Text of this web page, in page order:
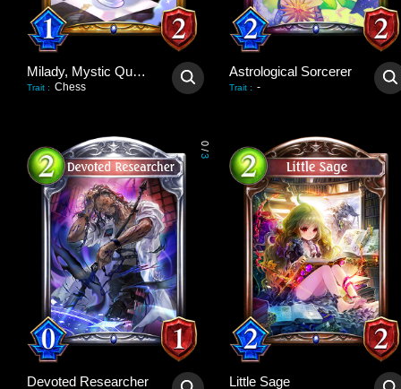
Milady, Mystic Queen
Trait : Chess
Astrological Sorcerer
Trait : -
0
/
3
Devoted Researcher Little Sage